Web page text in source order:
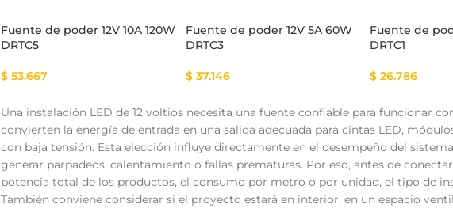
Fuente de poder 12V 10A 120W
DRTC5
$ 53.667
Fuente de poder 12V 5A 60W
DRTC3
$37.146
Fuente de
DRTC1
$26.786
Una instalación LED de 12 voltios necesita una fuente confiable para funcionar
convierten la energía de entrada en una salida adecuada para cintas LED,
con baja tensión. Esta elección influye directamente en el desempeño del
generar parpadeos, calentamiento o fallas prematuras. Por eso, antes de
potencia total de los productos, el consumo por metro o por unidad, el tipo de
También conviene considerar si el proyecto estará en interior, en un espacio